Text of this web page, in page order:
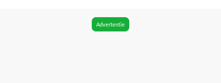
Advertentie